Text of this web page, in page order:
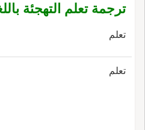
ترجمة تعلم التهجئة
تعلم
تعلم